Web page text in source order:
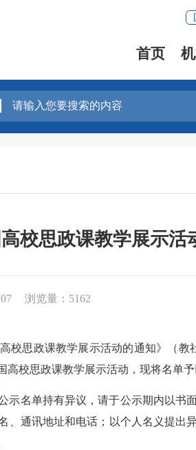
首页
校思政课教学展示
浏览量：5162
思政课教学展示活动的通知》（教
校思政课教学展示活动，现将名单予
名单持有异议，请于公示期内以书
、通讯地址和电话；以个人名义提